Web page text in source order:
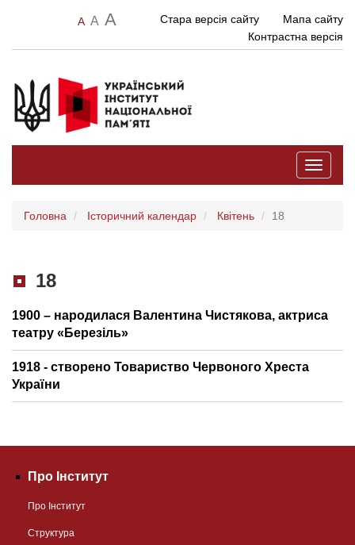
A A A Стара версія сайту
Мапа сайту
Контрастна версія
Toggle
Головна Історичний календар Квітень 18
18
1900 – народилася Валентина Чистякова, актриса
театру «Березіль»
1918 - створено Товариство Червоного Хреста
України
Про Інститут
Про Інститут
Структура